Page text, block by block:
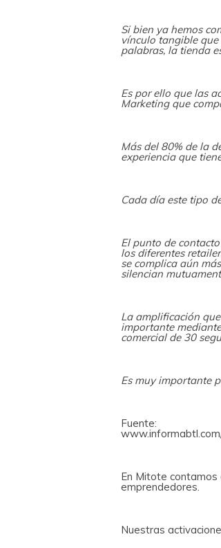
Si bien ya hemos
vínculo tangible que
palabras, la tienda
Es por ello que las
Marketing que
Más del 80% de la
experiencia que
Cada día este tipo
El punto de
los diferentes
se complica aún
silencian
La amplificación
importante
comercial de 30
Es muy importante
Fuente:
En Mitote contamos
emprendedores.
Nuestras